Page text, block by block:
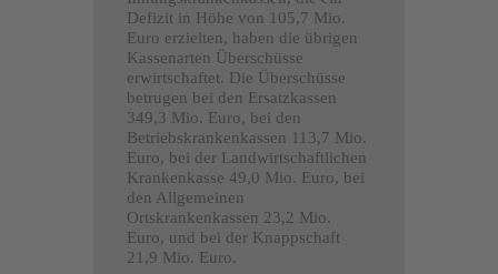
Defizit in Höhe von 105,7 Mio.
Euro erzielten, haben die übrigen
Kassenarten Überschüsse
erwirtschaftet. Die Überschüsse
betrugen bei den Ersatzkassen
349,3 Mio. Euro, bei den
Betriebskrankenkassen 113,7 Mio.
Euro, bei der Landwirtschaftlichen
Krankenkasse 49,0 Mio. Euro, bei
den Allgemeinen
Ortskrankenkassen 23,2 Mio.
Euro, und bei der Knappschaft
21,9 Mio. Euro.